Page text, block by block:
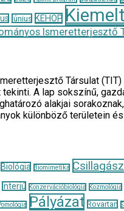
június KEHOP Kiemelt
Ismeretterjesztő
Társulat
A lap sokszínű,
alakjai
különböző területein
Biológia Biomimetika
Interjú Konzervációbiológia Kozmológia
Pályázat Rovartan